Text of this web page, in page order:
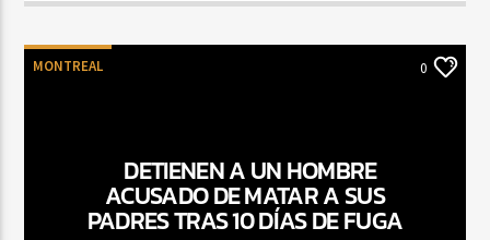
MONTREAL 0
DETIENEN A UN HOMBRE
ACUSADO DE MATAR A SUS
PADRES TRAS 10 DÍAS DE FUGA